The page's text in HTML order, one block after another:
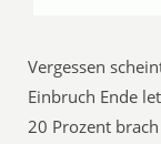
Vergessen
Einbruch Ende
20 Prozent